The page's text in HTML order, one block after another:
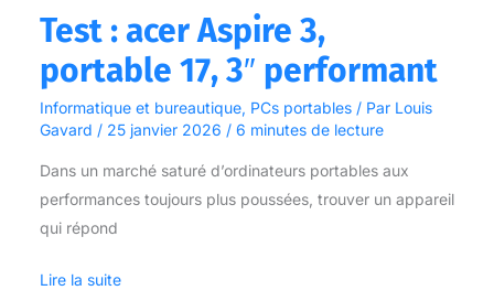
Test : acer Aspire 3,
portable 17, 3″ performant
Informatique et bureautique, PCs portables/ Par Louis
Gavard / 25 janvier 2026 / 6 minutes de lecture
Dans un marché saturé d’ordinateurs portables aux
performances toujours plus poussées, trouver un appareil
qui répond
Lire la suite